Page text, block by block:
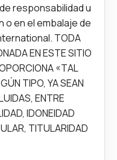
responsabilidad u
o en el embalaje de
TODA
EN ESTE SITIO
«TAL
TIPO, YA SEAN
ENTRE
IDONEIDAD
TITULARIDAD